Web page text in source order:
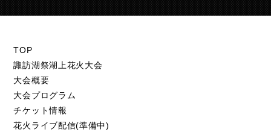
TOP
諏訪湖祭湖上花火大会
大会概要
大会プログラム
チケット情報
花火ライブ配信(準備中)